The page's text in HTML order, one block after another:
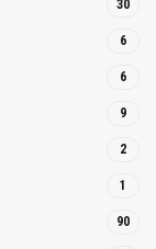
30
6
6
9
2
1
90